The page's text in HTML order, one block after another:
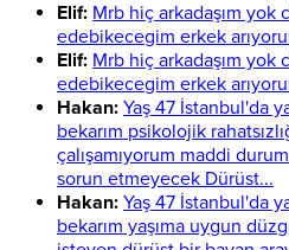
Elif: Mrb hiç arkadaşım
edebikecegim erkek
Elif: Mrb hiç arkadaşım
edebikecegim erkek
Hakan: Yaş 47 İstanbul'da
bekarım psikolojik
çalışamıyorum maddi
sorun etmeyecek Dürüst...
Hakan: Yaş 47 İstanbul'da
bekarım yaşıma uygun